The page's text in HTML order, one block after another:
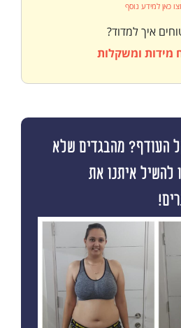
כאן למידע נוסף
איך למדוד?
מידות ומשקלות
העודף? מהבגדים שלא
להשיל איתנו את